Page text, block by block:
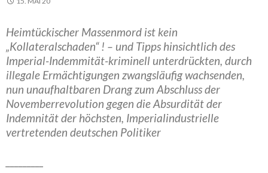
Heimtückischer Massenmord ist kein
„Kollateralschaden“ ! – und Tipps hinsichtlich des
Imperial-Indemmität-kriminell unterdrückten, durch
illegale Ermächtigungen zwangsläufig wachsenden,
nun unaufhaltbaren Drang zum Abschluss der
Novemberrevolution gegen die Absurdität der
Indemnität der höchsten, Imperialindustrielle
vertretenden deutschen Politiker